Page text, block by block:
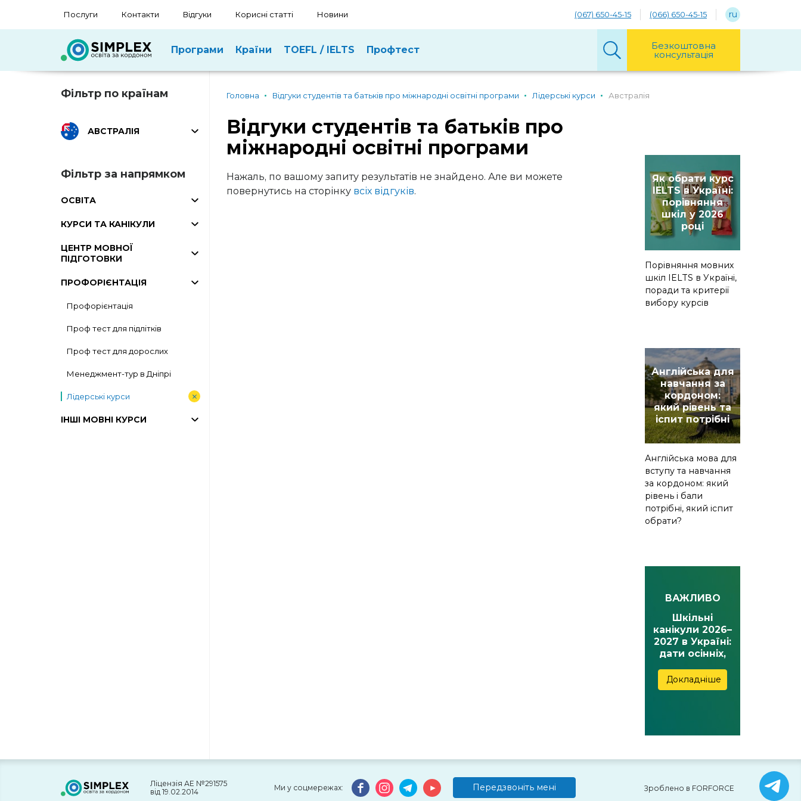
Послуги Контакти Відгуки Корисні статті Новини (067) 650-45-15 (066) 650-45-15 ru
Програми Країни TOEFL / IELTS Профтест Безкоштовна
консультація
Фільтр по країнам
АВСТРАЛІЯ
Фільтр за напрямком
ОСВІТА
КУРСИ ТА КАНІКУЛИ
ЦЕНТР МОВНОЇ
ПІДГОТОВКИ
ПРОФОРІЄНТАЦІЯ
Профорієнтація
Проф тест для підлітків
Проф тест для дорослих
Менеджмент-тур в Дніпрі
Лідерські курси
ІНШІ МОВНІ КУРСИ
Головна Відгуки студентів та батьків про міжнародні освітні програми Лідерські курси Австралія
Відгуки студентів та батьків про
міжнародні освітні програми
Нажаль, по вашому запиту результатів не знайдено. Але ви можете
повернутись на сторінку всіх відгуків.
Як обрати курс
IELTS в Україні:
порівняння
шкіл у 2026
році
Порівняння мовних
шкіл IELTS в Україні,
поради та критерії
вибору курсів
Англійська для
навчання за
кордоном:
який рівень та
іспит потрібні
Англійська мова для
вступу та навчання
за кордоном: який
рівень і бали
потрібні, який іспит
обрати?
ВАЖЛИВО
Шкільні
канікули 2026–
2027 в Україні:
дати осінніх,
весняних та
літніх канікул
Докладніше
Ліцензія АЕ №291575
від 19.02.2014
Передзвоніть мені
Ми у соцмережах: Зроблено в FORFORCE